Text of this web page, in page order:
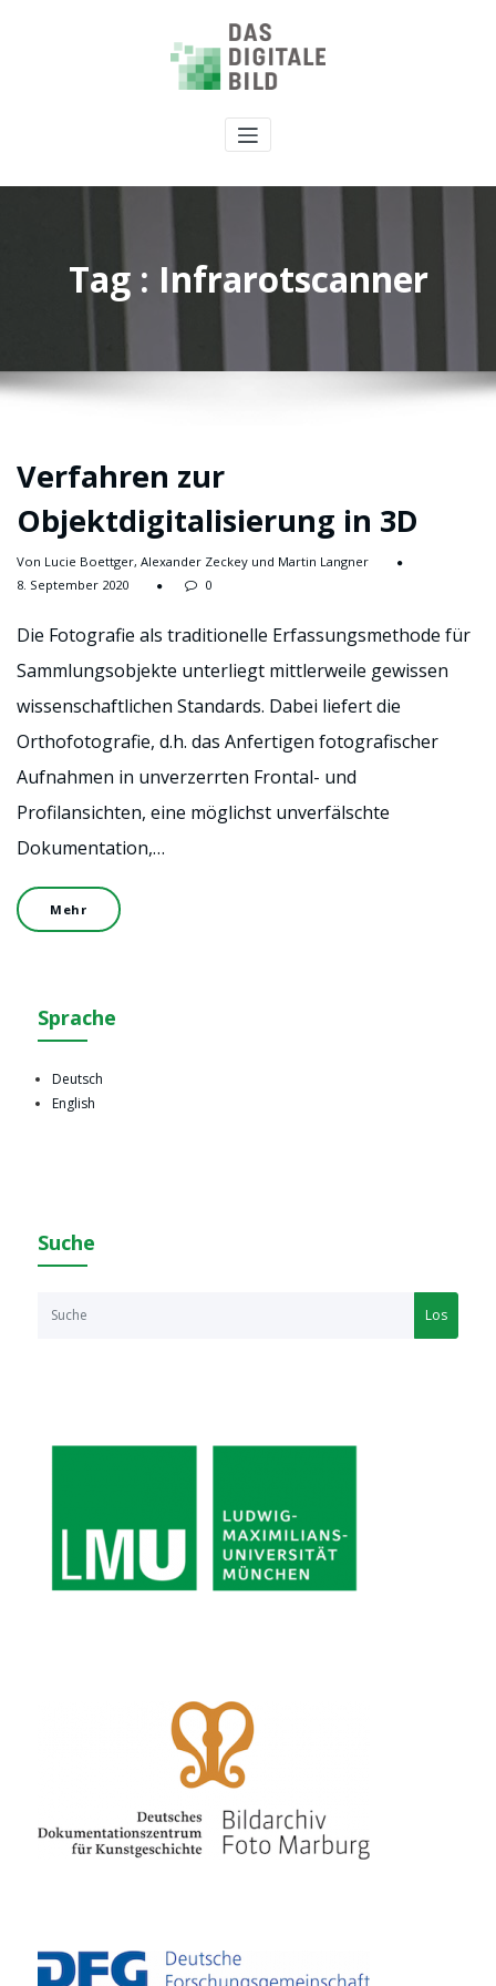
Tag : Infrarotscanner
Verfahren zur
Objektdigitalisierung in 3D
Von Lucie Boettger, Alexander Zeckey und Martin Langner
8. September 2020
0
Die Fotografie als traditionelle Erfassungsmethode für
Sammlungsobjekte unterliegt mittlerweile gewissen
wissenschaftlichen Standards. Dabei liefert die
Orthofotografie, d.h. das Anfertigen fotografischer
Aufnahmen in unverzerrten Frontal- und
Profilansichten, eine möglichst unverfälschte
Dokumentation,…
Mehr
Sprache
Deutsch
English
Suche
Los